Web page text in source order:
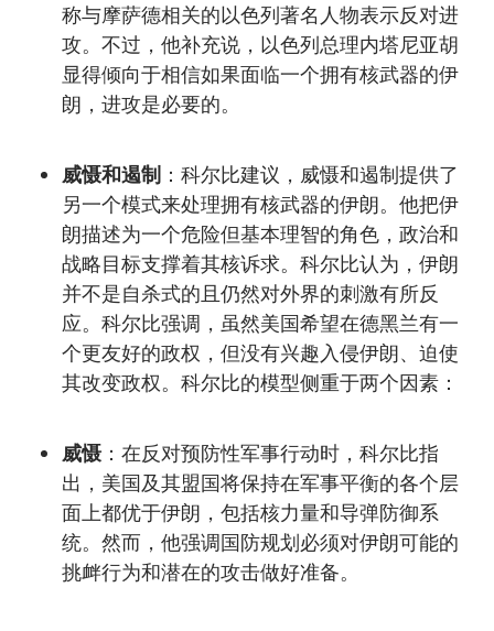
称与摩萨德相关的以色列著名人物表示反对进
攻。不过，他补充说，以色列总理内塔尼亚胡
显得倾向于相信如果面临一个拥有核武器的伊
朗，进攻是必要的。
威慑和遏制 ：科尔比建议，威慑和遏制提供了
另一个模式来处理拥有核武器的伊朗。他把伊
朗描述为一个危险但基本理智的角色，政治和
战略目标支撑着其核诉求。科尔比认为，伊朗
并不是自杀式的且仍然对外界的刺激有所反
应。科尔比强调，虽然美国希望在德黑兰有一
个更友好的政权，但没有兴趣入侵伊朗、迫使
其改变政权。科尔比的模型侧重于两个因素：
威慑 ：在反对预防性军事行动时，科尔比指
出，美国及其盟国将保持在军事平衡的各个层
面上都优于伊朗，包括核力量和导弹防御系
统。然而，他强调国防规划必须对伊朗可能的
挑衅行为和潜在的攻击做好准备。